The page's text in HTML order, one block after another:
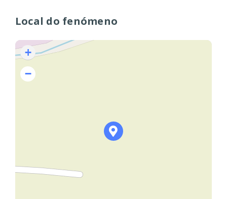
Local do fenómeno
+
−